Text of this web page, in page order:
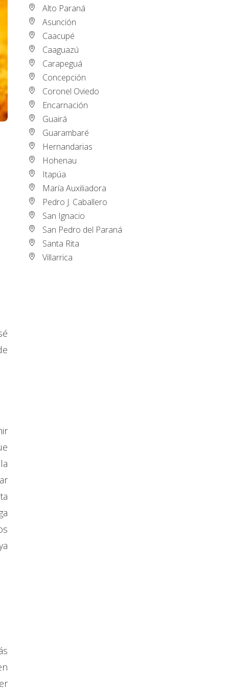
Alto Paraná
Asunción
Caacupé
Caaguazú
Carapeguá
Concepción
Coronel Oviedo
Encarnación
Guairá
Guarambaré
Hernandarias
Hohenau
Itapúa
María Auxiliadora
Pedro J. Caballero
San Ignacio
San Pedro del Paraná
Santa Rita
Villarrica